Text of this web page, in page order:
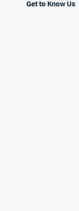
Get to Know Us